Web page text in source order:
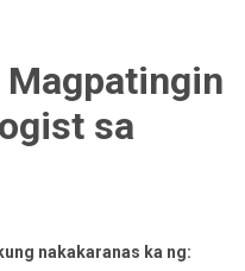
Magpatingin
sa
nakakaranas ka ng: